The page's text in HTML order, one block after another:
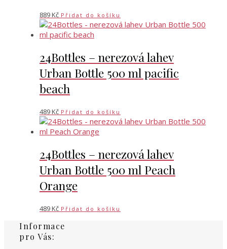
889Kč Přidat do košíku
24Bottles – nerezová lahev
Urban Bottle 500 ml pacific
beach
489Kč Přidat do košíku
24Bottles – nerezová lahev
Urban Bottle 500 ml Peach
Orange
489Kč Přidat do košíku
Informace
pro Vás: